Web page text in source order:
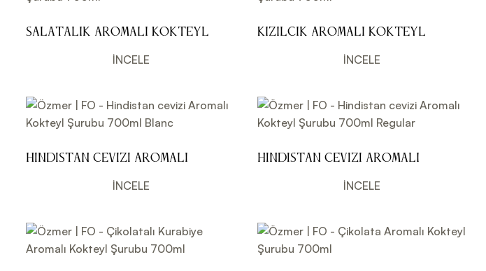
Salatalık Aromalı Kokteyl
İNCELE
Kızılcık Aromalı Kokteyl
İNCELE
Hindistan cevizi Aromalı
İNCELE
Hindistan cevizi Aromalı
İNCELE